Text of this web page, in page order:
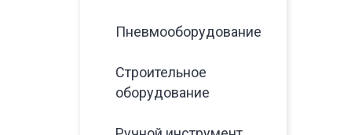
Пневмооборудование
Строительное
оборудование